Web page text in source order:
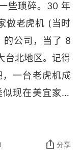
些琐碎。30 年
做老虎机 (当时
的公司，当了 8
台北地区。记得
一台老虎机成
现在美宜家大
机（寄放，不
机器中的硬币清
分享